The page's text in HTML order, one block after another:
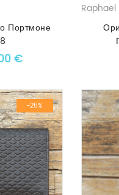
Портмоне
price was: 46.00
€Текущата цена е:
Raphael
-25%